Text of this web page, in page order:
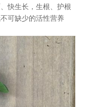
快生长，生根、护根
可缺少的活性营养